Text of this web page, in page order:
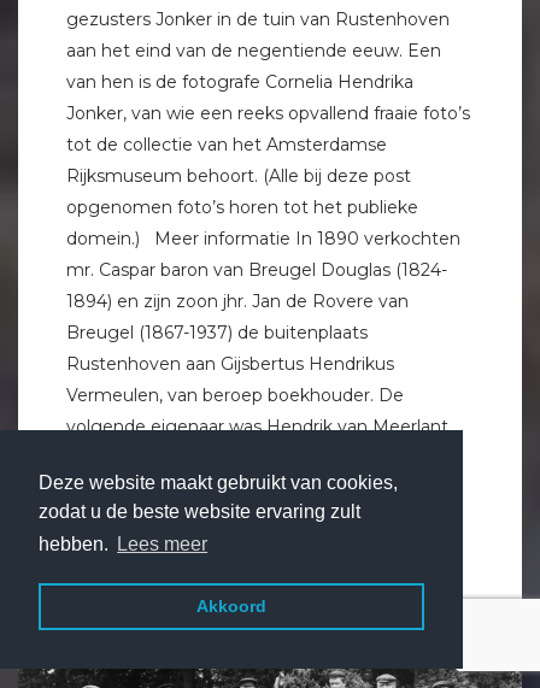
Deze website maakt gebruikt van cookies,
zodat u de beste website ervaring zult
hebben.
Lees meer
Akkoord
gezusters Jonker in de tuin van Rustenhoven
aan het eind van de negentiende eeuw. Een
van hen is de fotografe Cornelia Hendrika
Jonker, van wie een reeks opvallend fraaie foto’s
tot de collectie van het Amsterdamse
Rijksmuseum behoort. (Alle bij deze post
opgenomen foto’s horen tot het publieke
domein.) Meer informatie In 1890 verkochten
mr. Caspar baron van Breugel Douglas (1824-
1894) en zijn zoon jhr. Jan de Rovere van
Breugel (1867-1937) de buitenplaats
Rustenhoven aan Gijsbertus Hendrikus
Vermeulen, van beroep boekhouder. De
volgende eigenaar was Hendrik van Meerlant,
Lees verder